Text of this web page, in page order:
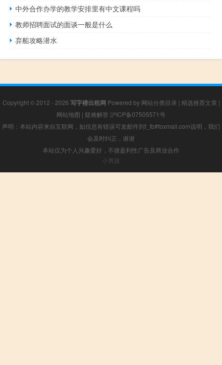
中外合作办学的教学安排里有中文课程吗
教师招聘面试的面谈一般是什么
弃船攻略潜水
Copyright © 2012 - 2026 写字楼出租网 Powered by 网站分类目录 | 精选推荐文章 |
网站地图 | 疑难解答 沪ICP备07505571号
声明：本站内容来自互联网，如信息有错误可发邮件到f_fb#foxmail.com说明，我们
会及时纠正，谢谢
本站仅为个人兴趣爱好，不接盈利性广告及商业合作
小男孩